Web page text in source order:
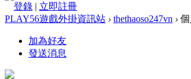
登錄 | 立即註冊
PLAY56遊戲外掛資訊站 › thethaoso247vn ›
加為好友
發送消息